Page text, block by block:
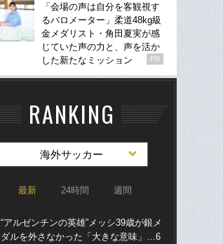
「会場の声は自分を客観視す
るバロメーター」柔道48kg級
金メダリスト・角田夏実が感
じていた声の力と、声を活か
した新たなミッション
PR
RANKING
海外サッカー
最新 24時間 週間
“アルゼンチンの英雄”メッシ39歳が銀メ
ダルを外さなかった「大きな意味」…6